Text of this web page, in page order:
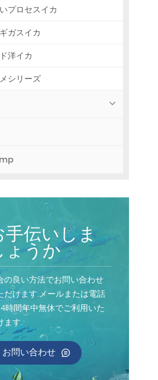
プロセスイカ
ガスイカ
洋イカ
シリーズ
手伝いしま
ょうか
の良い方法でお問い合わせ
だけます.メールまたは電話
時間年中無休でご利用いた
ます.
お問い合わせ